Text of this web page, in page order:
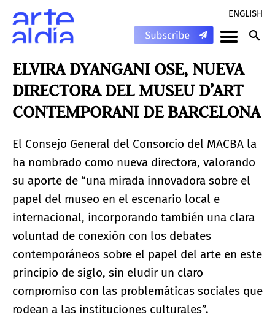
ENGLISH
ELVIRA DYANGANI OSE, NUEVA
DIRECTORA DEL MUSEU D’ART
CONTEMPORANI DE BARCELONA
El Consejo General del Consorcio del MACBA la
ha nombrado como nueva directora, valorando
su aporte de “una mirada innovadora sobre el
papel del museo en el escenario local e
internacional, incorporando también una clara
voluntad de conexión con los debates
contemporáneos sobre el papel del arte en este
principio de siglo, sin eludir un claro
compromiso con las problemáticas sociales que
rodean a las instituciones culturales”.